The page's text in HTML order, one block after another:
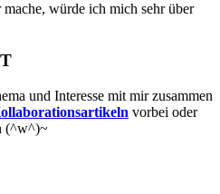
würde ich mich sehr über
und Interesse mit mir zusammen
vorbei oder
(^w^)~